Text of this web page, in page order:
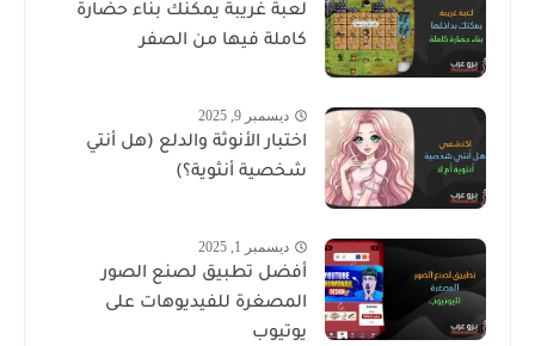
لعبة غريبة يمكنك بناء حضارة
كاملة فيها من الصفر
ديسمبر 9, 2025
اختبار الأنوثة والدلع (هل أنتي
شخصية أنثوية؟)
ديسمبر 1, 2025
أفضل تطبيق لصنع الصور
المصغرة للفيديوهات على
يوتيوب